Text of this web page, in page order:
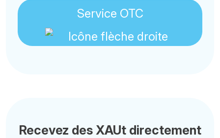
Service OTC
Recevez des XAUt directement